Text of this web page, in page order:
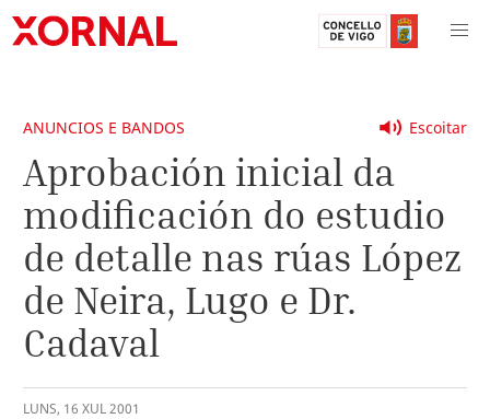
Escoitar
ANUNCIOS E BANDOS
Aprobación inicial da
modificación do estudio
de detalle nas rúas López
de Neira, Lugo e Dr.
Cadaval
LUNS, 16 XUL2001